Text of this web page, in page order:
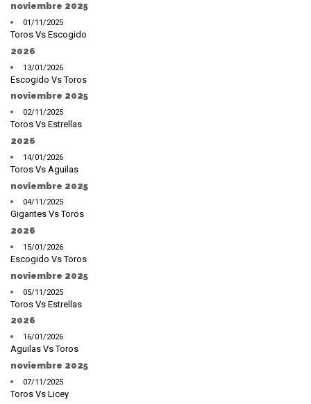
noviembre 2025
01/11/2025
Toros Vs Escogido
2026
13/01/2026
Escogido Vs Toros
noviembre 2025
02/11/2025
Toros Vs Estrellas
2026
14/01/2026
Toros Vs Aguilas
noviembre 2025
04/11/2025
Gigantes Vs Toros
2026
15/01/2026
Escogido Vs Toros
noviembre 2025
05/11/2025
Toros Vs Estrellas
2026
16/01/2026
Aguilas Vs Toros
noviembre 2025
07/11/2025
Toros Vs Licey